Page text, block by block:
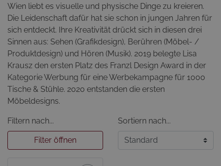
Wien liebt es visuelle und physische Dinge zu kreieren.
Die Leidenschaft dafür hat sie schon in jungen Jahren für
sich entdeckt. Ihre Kreativität drückt sich in diesen drei
Sinnen aus: Sehen (Grafikdesign), Berühren (Möbel- /
Produktdesign) und Hören (Musik). 2019 belegte Lisa
Krausz den ersten Platz des Franzl Design Award in der
Kategorie Werbung für eine Werbekampagne für 1000
Tische & Stühle. 2020 entstanden die ersten
Möbeldesigns.
Filtern nach...
Filter öffnen
Sortiern nach...